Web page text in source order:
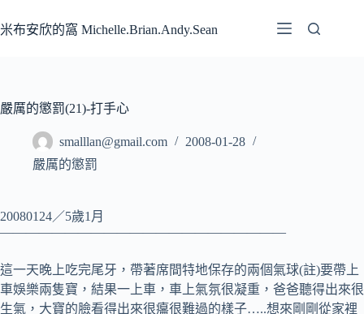
至
容
米布安欣的窩 Michelle.Brian.Andy.Sean
嚴厲的懲罰(21)-打手心
smalllan@gmail.com
2008-01-28
嚴厲的懲罰
20080124／5歲1月
——————————————————————
這一天晚上吃完尾牙，帶著席間特地保存的兩個氣球(註)要帶上
車娛樂兩隻寶，結果一上車，車上氣氛很凝重，爸爸聽得出來很
生氣，大寶的臉看得出來很癟很難過的樣子…..想來剛剛從家裡